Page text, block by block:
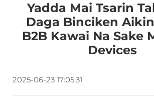
Yadda Mai Tsarin
Daga Binciken
B2B Kawai Na Sake
Devices
2025-06-23 17:05:31